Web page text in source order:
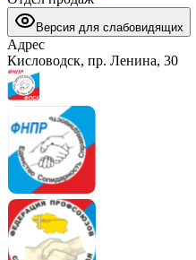
Версия для слабовидящих
Адрес
Кисловодск, пр. Ленина, 30